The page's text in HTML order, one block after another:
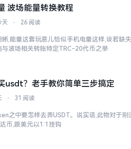
波场能量转换教程
天 ⋅ 26 阅读
,能量这套玩意儿恰似手机电量这样,设若缺
与波场相关转账特定TRC-20代币之举
usdt？老手教你简单三步搞定
⋅ 31 阅读
之中要怎样去弄USDT。说实话,此物对于刚
币,跟美元以1:1挂钩